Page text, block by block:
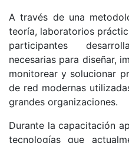
A través de una
teoría, laboratorios
participantes
necesarias para diseñar,
monitorear y solucionar
de red modernas
grandes organizaciones.
Durante la capacitación
tecnologías que